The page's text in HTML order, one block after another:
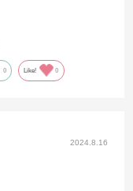
0 Like! 0
2024.8.16